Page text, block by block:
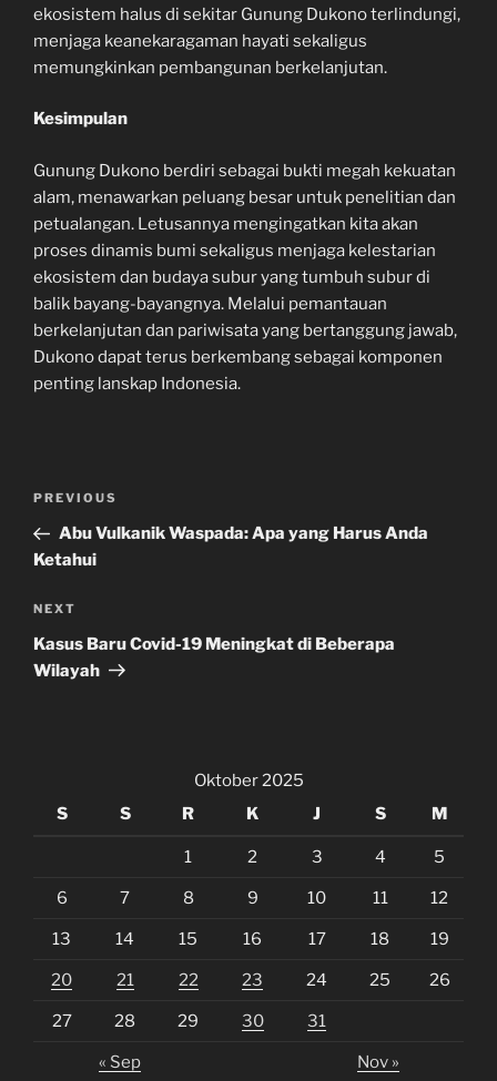
ekosistem halus di sekitar Gunung Dukono terlindungi,
menjaga keanekaragaman hayati sekaligus
memungkinkan pembangunan berkelanjutan.
Kesimpulan
Gunung Dukono berdiri sebagai bukti megah kekuatan
alam, menawarkan peluang besar untuk penelitian dan
petualangan. Letusannya mengingatkan kita akan
proses dinamis bumi sekaligus menjaga kelestarian
ekosistem dan budaya subur yang tumbuh subur di
balik bayang-bayangnya. Melalui pemantauan
berkelanjutan dan pariwisata yang bertanggung jawab,
Dukono dapat terus berkembang sebagai komponen
penting lanskap Indonesia.
Navigasi
Previous
Post
PREVIOUS
Abu Vulkanik Waspada: Apa yang Harus Anda
Ketahui
Next
Post
NEXT
Kasus Baru Covid-19 Meningkat di Beberapa
Wilayah
Oktober 2025
S
S R K J S M
1 2 3 4 5
6 7 8 9 10 11 12
13 14 15 16 17 18 19
20 21 22 23 24 25 26
27 28 29 30 31
« Sep Nov »